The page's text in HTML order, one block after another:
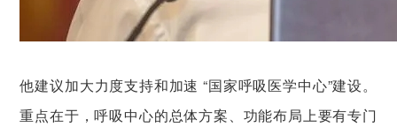
他建议加大力度支持和加速 “国家呼吸医学中心”建设。
重点在于，呼吸中心的总体方案、功能布局上要有专门